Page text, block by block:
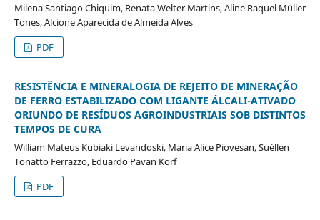
Milena Santiago Chiquim, Renata Welter Martins, Aline Raquel Müller
Tones, Alcione Aparecida de Almeida Alves
PDF
RESISTÊNCIA E MINERALOGIA DE REJEITO DE MINERAÇÃO
DE FERRO ESTABILIZADO COM LIGANTE ÁLCALI-ATIVADO
ORIUNDO DE RESÍDUOS AGROINDUSTRIAIS SOB DISTINTOS
TEMPOS DE CURA
William Mateus Kubiaki Levandoski, Maria Alice Piovesan, Suéllen
Tonatto Ferrazzo, Eduardo Pavan Korf
PDF